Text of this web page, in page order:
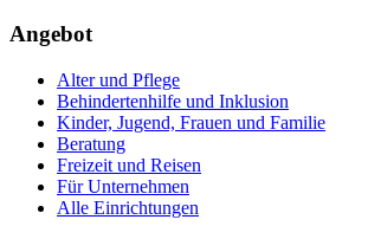
Angebot
Alter und Pflege
Behindertenhilfe und Inklusion
Kinder, Jugend, Frauen und Familie
Beratung
Freizeit und Reisen
Für Unternehmen
Alle Einrichtungen